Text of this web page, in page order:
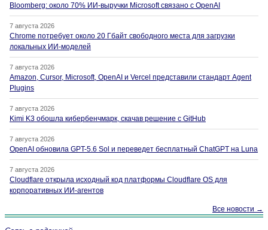
Bloomberg: около 70% ИИ-выручки Microsoft связано с OpenAI
7 августа 2026
Chrome потребует около 20 Гбайт свободного места для загрузки
локальных ИИ-моделей
7 августа 2026
Amazon, Cursor, Microsoft, OpenAI и Vercel представили стандарт Agent
Plugins
7 августа 2026
Kimi K3 обошла кибербенчмарк, скачав решение с GitHub
7 августа 2026
OpenAI обновила GPT-5.6 Sol и переведет бесплатный ChatGPT на Luna
7 августа 2026
Cloudflare открыла исходный код платформы Cloudflare OS для
корпоративных ИИ-агентов
Все новости →